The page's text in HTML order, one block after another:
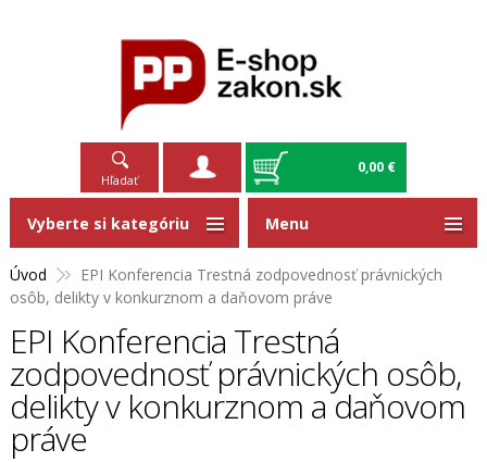
Hľadať
0,00 €
Úvod
EPI Konferencia Trestná zodpovednosť právnických
osôb, delikty v konkurznom a daňovom práve
EPI Konferencia Trestná
zodpovednosť právnických osôb,
delikty v konkurznom a daňovom
práve
Vyberte si kategóriu Menu